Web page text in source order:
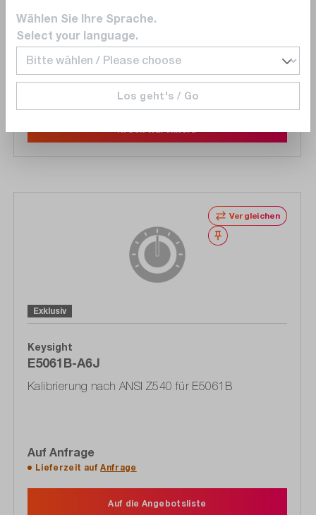
ANSI/NCSL- Kalibrierungszertifikat Z540
€ 418,00
Anfrage
In den Warenkorb
Vergleichen
Merken
Exklusiv
Keysight
E5061B-A6J
Kalibrierung nach ANSI Z540 für E5061B
Auf Anfrage
Lieferzeit aufAnfrage
Auf die Angebotsliste
Wählen Sie Ihre Sprache.
Select your language.
Los geht's / Go